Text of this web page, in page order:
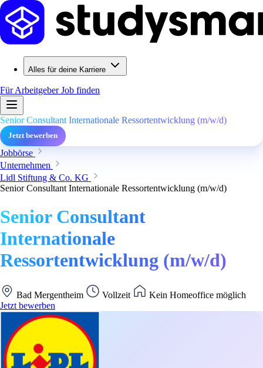
Alles für deine Karriere
Für ArbeitgeberJob finden
Senior Consultant Internationale Ressortentwicklung (m/w/d)
Jetzt bewerben
Jobbörse
Unternehmen
Lidl Stiftung & Co. KG
Senior Consultant Internationale Ressortentwicklung (m/w/d)
Senior Consultant
Internationale
Ressortentwicklung (m/w/d)
Bad Mergentheim Vollzeit
Kein Homeoffice möglich
Jetzt bewerben